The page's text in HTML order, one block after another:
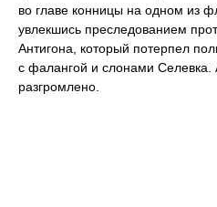
во главе конницы на одном из
увлекшись преследованием
Антигона, который потерпел
с фалангой и слонами Селевка.
разгромлено.